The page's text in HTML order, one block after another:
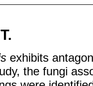
exhibits
the fungi